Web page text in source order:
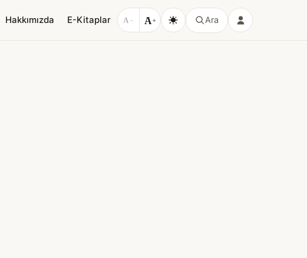
Hakkımızda E-Kitaplar A − A+ Ara